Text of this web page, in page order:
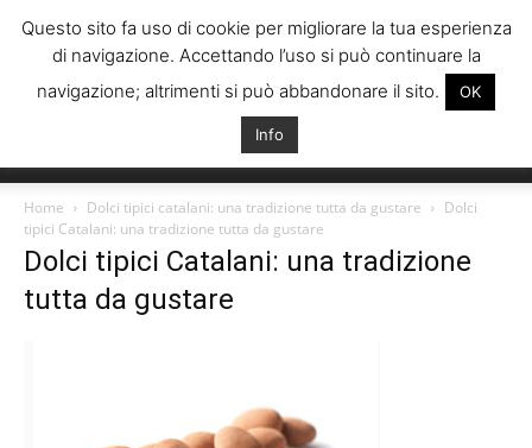
Italiani
Spagna
Home Dolci tipici catalani: una tradizione tutta da gustare
Dolci
tipici Catalani: una tradizione tutta da gustare
Dolci tipici Catalani: una tradizione
tutta da gustare
Questo sito fa uso di cookie per migliorare la tua esperienza
di navigazione. Accettando l’uso si può continuare la
navigazione; altrimenti si può abbandonare il sito.
OK
Info